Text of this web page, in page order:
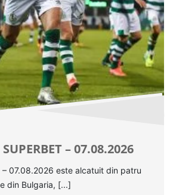
– 07.08.2026
07.08.2026 este alcatuit din patru
din Bulgaria, [...]